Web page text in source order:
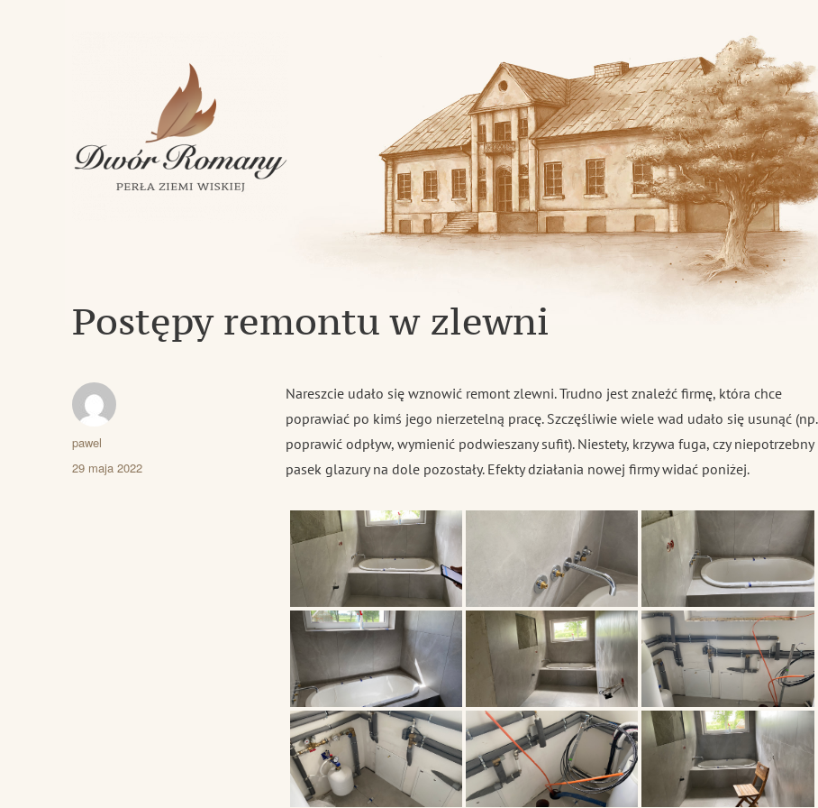
Dwór Romany – Perła Ziemi Wiskiej
Klasycystyczny dwór z 1843 roku w miejscowości Romany
Postępy remontu w zlewni
Nareszcie udało się wznowić remont zlewni. Trudno jest znaleźć firmę, która chce
poprawiać po kimś jego nierzetelną pracę. Szczęśliwie wiele wad udało się usunąć (np.
poprawić odpływ, wymienić podwieszany sufit). Niestety, krzywa fuga, czy niepotrzebny
pasek glazury na dole pozostały. Efekty działania nowej firmy widać poniżej.
Autor
pawel
Data
29 maja 2022